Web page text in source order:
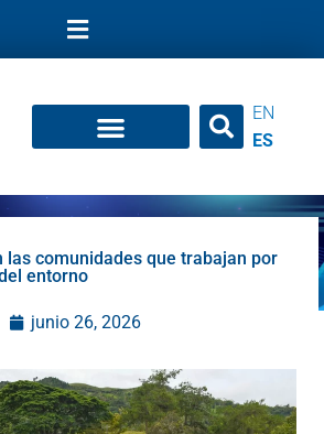
EN
ES
las comunidades que trabajan por
entorno
junio 26, 2026